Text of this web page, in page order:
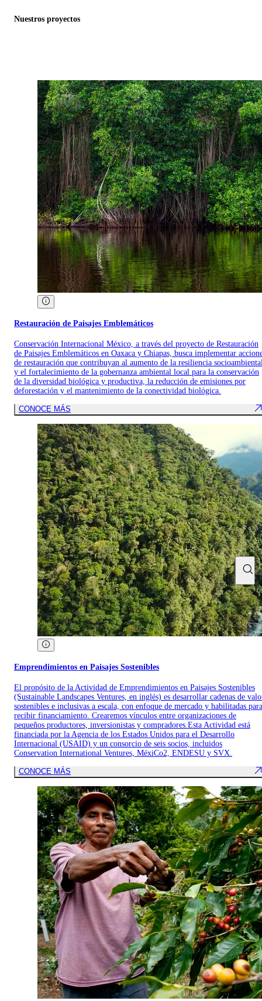
Nuestros proyectos
Restauración de Paisajes Emblemáticos
Conservación Internacional México, a través del proyecto de Restauración
de Paisajes Emblemáticos en Oaxaca y Chiapas, busca implementar
de restauración que contribuyan al aumento de la resiliencia
y el fortalecimiento de la gobernanza ambiental local para la conservación
de la diversidad biológica y productiva, la reducción de emisiones por
deforestación y el mantenimiento de la conectividad biológica.
CONOCE MÁS
Emprendimientos en Paisajes Sostenibles
El propósito de la Actividad de Emprendimientos en Paisajes Sostenibles
(Sustainable Landscapes Ventures, en inglés) es desarrollar cadenas de
sostenibles e inclusivas a escala, con enfoque de mercado y habilitadas para
recibir financiamiento. Crearemos vínculos entre organizaciones de
pequeños productores, inversionistas y compradores.Esta Actividad está
financiada por la Agencia de los Estados Unidos para el Desarrollo
Internacional (USAID) y un consorcio de seis socios, incluidos
Conservation International Ventures, MéxiCo2, ENDESU y SVX.
CONOCE MÁS